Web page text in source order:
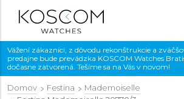
Vážení zákazníci, z dôvodu rekonštrukcie a
predajne bude prevádzka KOSCOM Watches
dočasne zatvorená. Tešíme sa na Vás v novom!
Domov Festina
Mademoiselle